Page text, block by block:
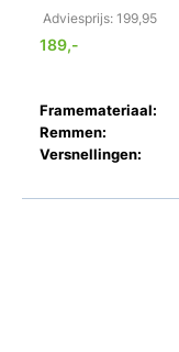
Adviesprijs: 199,95
189,-
Framemateriaal:
Remmen:
Versnellingen: